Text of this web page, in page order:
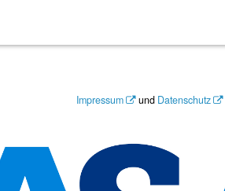
Impressum und Datenschutz